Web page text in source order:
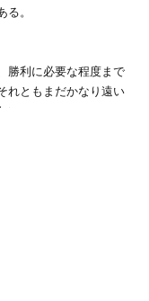
る。
勝利に必要な程度まで
れともまだかなり遠い
い。